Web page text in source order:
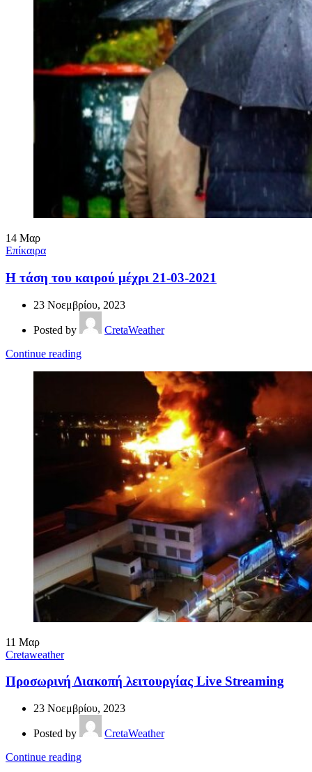
14 Μαρ
Επίκαιρα
Η τάση του καιρού μέχρι 21-03-2021
23 Νοεμβρίου, 2023
Posted by
CretaWeather
Continue reading
11 Μαρ
Cretaweather
Προσωρινή Διακοπή λειτουργίας Live Streaming
23 Νοεμβρίου, 2023
Posted by
CretaWeather
Continue reading